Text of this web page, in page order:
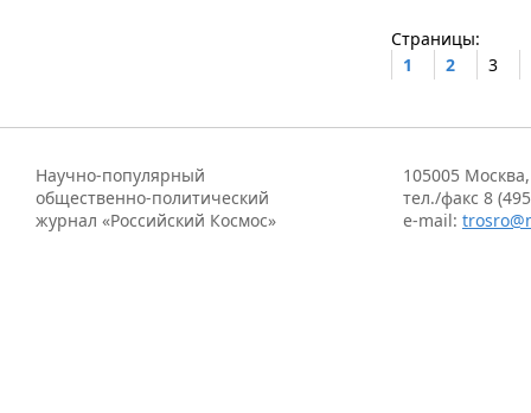
Страницы:
1
2 3
Научно-популярный
общественно-политический
журнал «Российский Космос»
105005
тел./факс 8
e-mail: